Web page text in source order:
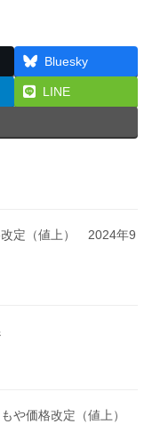
Bluesky
LINE
定（値上） 2024年9
や価格改定（値上）